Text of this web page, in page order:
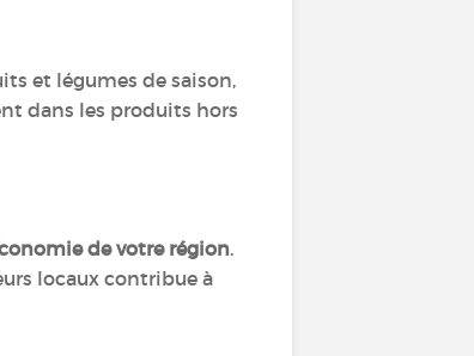
et légumes de saison,
dans les produits hors
de votre région.
locaux contribue à